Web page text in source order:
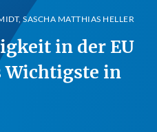
SASCHA MATTHIAS HELLER
in der EU
Wichtigste in